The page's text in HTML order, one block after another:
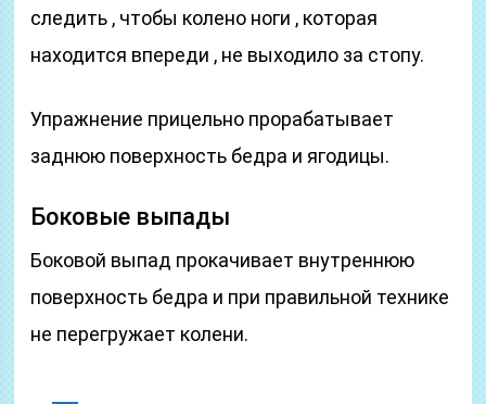
следить , чтобы колено ноги , которая
находится впереди , не выходило за стопу.
Упражнение прицельно прорабатывает
заднюю поверхность бедра и ягодицы.
Боковые выпады
Боковой выпад прокачивает внутреннюю
поверхность бедра и при правильной технике
не перегружает колени.